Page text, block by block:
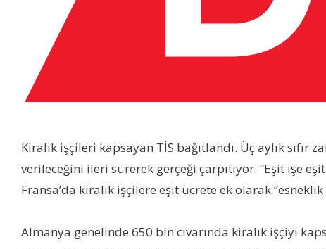
Kiralık işçileri kapsayan TİS bağıtlandı. Üç aylık sıfır
verileceğini ileri sürerek gerçeği çarpıtıyor. “Eşit işe
Fransa’da kiralık işçilere eşit ücrete ek olarak
Almanya genelinde 650 bin civarında kiralık işçiyi